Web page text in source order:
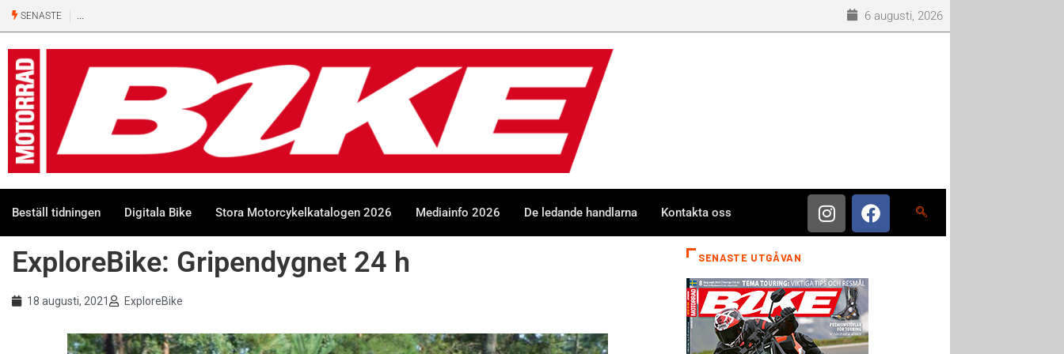
SENASTE Ny 500-kubiks retro från Honda 6 augusti, 2026
Beställ tidningen Digitala Bike Stora Motorcykelkatalogen 2026 Mediainfo 2026 De ledande handlarna Kontakta oss
ExploreBike: Gripendygnet 24 h
18 augusti, 2021 ExploreBike
SENASTE UTGÅVAN